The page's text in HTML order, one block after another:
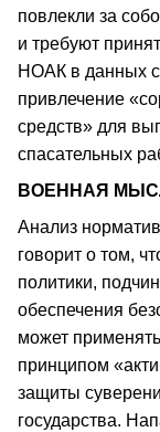
повлекли за
и требуют
НОАК в данных
привлечение
средств» для
спасательных
ВОЕННАЯ
Анализ
говорит о том,
политики,
обеспечения
может
принципом
защиты
государства.